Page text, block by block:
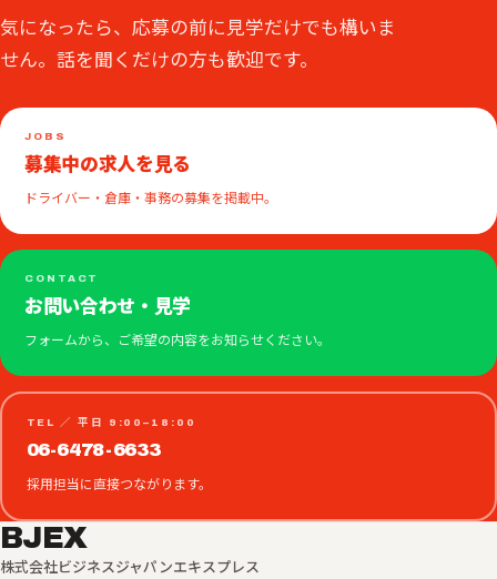
気になったら、応募の前に見学だけでも構いま
せん。話を聞くだけの方も歓迎です。
JOBS
募集中の求人を見る
ドライバー・倉庫・事務の募集を掲載中。
CONTACT
お問い合わせ・見学
フォームから、ご希望の内容をお知らせください。
TEL ／ 平日 9:00–18:00
06-6478-6633
採用担当に直接つながります。
BJEX
株式会社ビジネスジャパンエキスプレス